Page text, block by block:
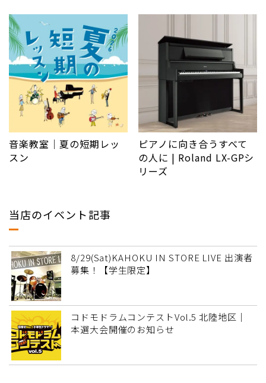
音楽教室｜夏の短期レッ
スン
ピアノに向き合うすべて
の人に | Roland LX-GPシ
リーズ
当店のイベント記事
8/29(Sat)KAHOKU IN STORE LIVE 出演者
募集！【学生限定】
コドモドラムコンテストVol.5 北陸地区｜
本選大会開催のお知らせ